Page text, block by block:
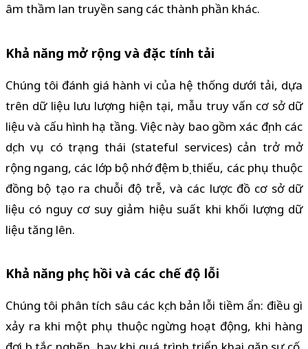
âm thầm lan truyền sang các thành phần khác.
Khả năng mở rộng và đặc tính tải
Chúng tôi đánh giá hành vi của hệ thống dưới tải, dựa
trên dữ liệu lưu lượng hiện tại, mẫu truy vấn cơ sở dữ
liệu và cấu hình hạ tầng. Việc này bao gồm xác định các
dịch vụ có trạng thái (stateful services) cản trở mở
rộng ngang, các lớp bộ nhớ đệm bị thiếu, các phụ thuộc
đồng bộ tạo ra chuỗi độ trễ, và các lược đồ cơ sở dữ
liệu có nguy cơ suy giảm hiệu suất khi khối lượng dữ
liệu tăng lên.
Khả năng phục hồi và các chế độ lỗi
Chúng tôi phân tích sâu các kịch bản lỗi tiềm ẩn: điều gì
xảy ra khi một phụ thuộc ngừng hoạt động, khi hàng